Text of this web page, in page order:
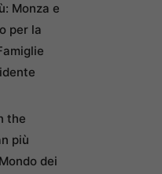
Monza e
per la
the
più
dei